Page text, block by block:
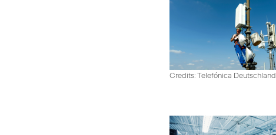
Credits: Telefónica Deutschland